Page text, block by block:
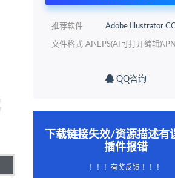
推荐软件 Adobe Illustrator
文件格式 AI\EPS(AI可打开编辑
QQ咨询
下载链接失效/资源描述有
插件报错
！！！有奖反馈 ！！！